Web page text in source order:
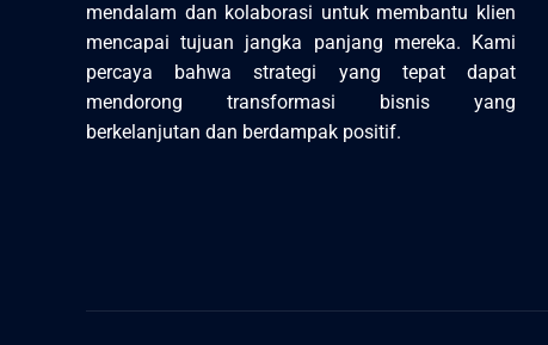
mendalam dan kolaborasi untuk membantu klien
mencapai tujuan jangka panjang mereka. Kami
percaya bahwa strategi yang tepat dapat
mendorong transformasi bisnis yang
berkelanjutan dan berdampak positif.